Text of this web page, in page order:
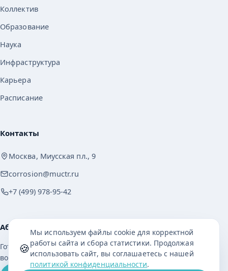
Коллектив
Образование
Наука
Инфраструктура
Карьера
Расписание
Контакты
Москва, Миусская пл., 9
corrosion@muctr.ru
+7 (499) 978-95-42
Абитуриенту
Готовы учиться с удовольствием и получить
востребованную профессию?
🍪
Мы используем файлы cookie для корректной
работы сайта и сбора статистики. Продолжая
использовать сайт, вы соглашаетесь с нашей
политикой конфиденциальности.